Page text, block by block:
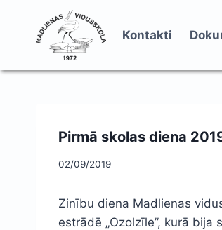
content
Kontakti
Pirmā skolas diena
02/09/2019
Zinību diena Madlienas
estrādē „Ozolzīle”, kurā